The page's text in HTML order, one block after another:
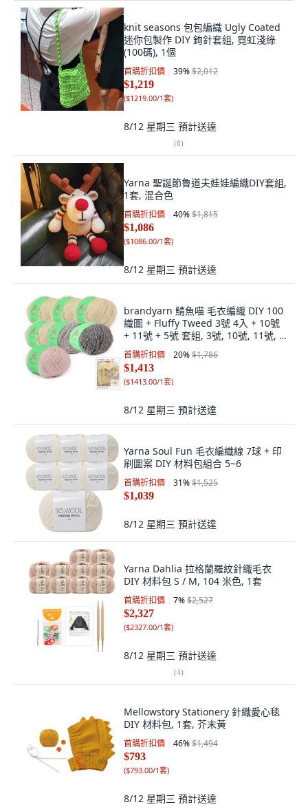
knit seasons 包包編織 Ugly Coated
迷你包製作 DIY 鉤針套組, 霓虹淺綠
(100碼), 1個
首購折扣價 39%$2,012
$1,219
($1219.00/1套)
8/12 星期三 預計送達
(8)
Yarna 聖誕節魯道夫娃娃編織DIY套組,
1套, 混合色
首購折扣價 40%$1,815
$1,086
($1086.00/1套)
8/12 星期三 預計送達
brandyarn 鯖魚喵 毛衣編織 DIY 100
織圖 + Fluffy Tweed 3號 4入 + 10號
+ 11號 + 5號 套組, 3號, 10號, 11號, 5
號(編織線), 1套
首購折扣價 20%$1,786
$1,413
($1413.00/1套)
8/12 星期三 預計送達
Yarna Soul Fun 毛衣編織線 7球 + 印
刷圖案 DIY 材料包組合 5~6
首購折扣價 31%$1,525
$1,039
8/12 星期三 預計送達
Yarna Dahlia 拉格蘭羅紋針織毛衣
DIY 材料包 S / M, 104 米色, 1套
首購折扣價 7%$2,527
$2,327
($2327.00/1套)
8/12 星期三 預計送達
(4)
Mellowstory Stationery 針織愛心毯
DIY 材料包, 1套, 芥末黃
首購折扣價 46%$1,494
$793
($793.00/1套)
8/12 星期三 預計送達